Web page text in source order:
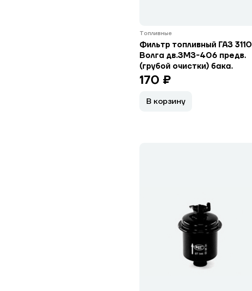
Топливные
Фильтр топливный ГАЗ 3110
Волга дв.ЗМЗ-406 предв.
(грубой очистки) бака.
170 ₽
В корзину